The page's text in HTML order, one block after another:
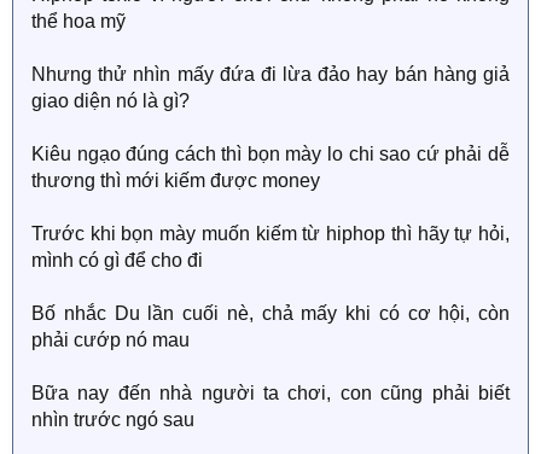
thể hoa mỹ
Nhưng thử nhìn mấy đứa đi lừa đảo hay bán hàng giả
giao diện nó là gì?
Kiêu ngạo đúng cách thì bọn mày lo chi sao cứ phải dễ
thương thì mới kiếm được money
Trước khi bọn mày muốn kiếm từ hiphop thì hãy tự hỏi,
mình có gì để cho đi
Bố nhắc Du lần cuối nè, chả mấy khi có cơ hội, còn
phải cướp nó mau
Bữa nay đến nhà người ta chơi, con cũng phải biết
nhìn trước ngó sau